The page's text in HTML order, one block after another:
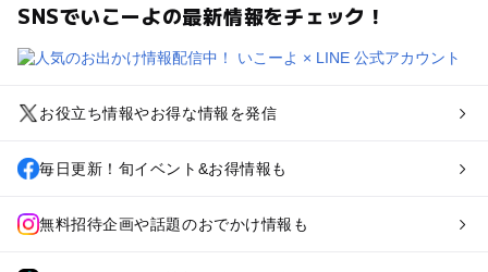
SNSでいこーよの最新情報をチェック！
お役立ち情報やお得な情報を発信
毎日更新！旬イベント&お得情報も
無料招待企画や話題のおでかけ情報も